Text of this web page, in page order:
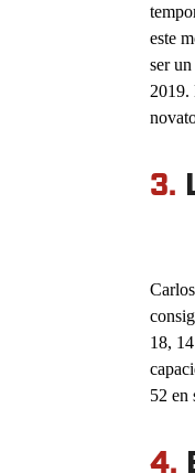
este
ser
2019.
3.
18,
52 en
4.